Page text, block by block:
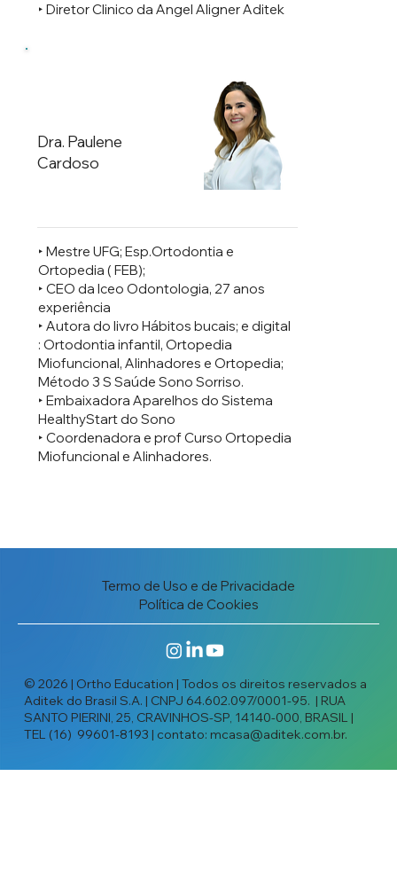
‣ Diretor Clinico da Angel Aligner Aditek
Dra. Paulene
Cardoso
‣ Mestre UFG; Esp.Ortodontia e
Ortopedia ( FEB);
‣ CEO da Iceo Odontologia, 27 anos
experiência
‣ ⁠Autora do livro Hábitos bucais; e digital
: Ortodontia infantil, Ortopedia
Miofuncional, Alinhadores e Ortopedia;
Método 3 S Saúde Sono Sorriso.
‣ ⁠⁠Embaixadora Aparelhos do Sistema
HealthyStart do Sono
‣ Coordenadora e prof Curso Ortopedia
Miofuncional e Alinhadores.
Política de Cookies
Termo de Uso e de Privacidade
© 2026 | Ortho Education | Todos os direitos reservados a
Aditek do Brasil S.A. | CNPJ 64.602.097/0001-95. | RUA
SANTO PIERINI, 25, CRAVINHOS-SP, 14140-000, BRASIL |
TEL (16) 99601-8193 | contato: mcasa@aditek.com.br.